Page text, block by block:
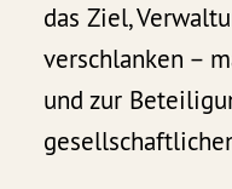
das Ziel,
verschlanken –
und zur